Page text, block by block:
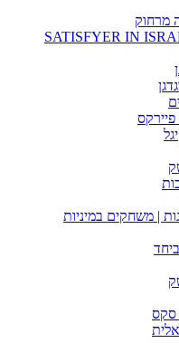
מרחוק
פיירקס
| משחקים במיניות
סקס